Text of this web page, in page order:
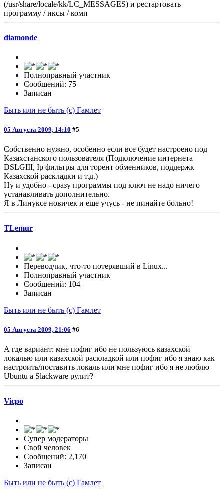
(/usr/share/locale/kk/LC_MESSAGES) и рестартовать
программу / иксы / комп
diamonde
Полноправный участник
Сообщений: 75
Записан
Быть или не быть (с) Гамлет
05 Августа 2009, 14:10 #5
Собственно нужно, особенно если все будет настроено под
Казахстанского пользователя (Подключение интернета
DSLGIII, Ip фильтры для торент обменников, поддержк
Казахской раскладки и т.д.)
Ну и удобно - сразу программы под ключ не надо ничего
устанавливать дополнительно.
Я в Линуксе новичек и еще учусь - не пинайте больно!
TLemur
Переводчик, что-то потерявший в Linux...
Полноправный участник
Сообщений: 104
Записан
Быть или не быть (с) Гамлет
05 Августа 2009, 21:06 #6
А где вариант: мне пофиг ибо не пользуюсь казахской
локалью или казахской раскладкой или пофиг ибо я знаю как
настроить/поставить локаль или мне пофиг ибо я не люблю
Ubuntu а Slackware рулит?
Vicpo
Супер модераторы
Свой человек
Сообщений: 2,170
Записан
Быть или не быть (с) Гамлет